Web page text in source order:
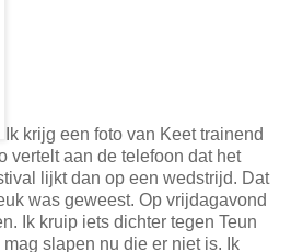
Ik krijg een foto van Keet trainend
vertelt aan de telefoon dat het
lijkt dan op een wedstrijd. Dat
was geweest. Op vrijdagavond
Ik kruip iets dichter tegen Teun
slapen nu die er niet is. Ik